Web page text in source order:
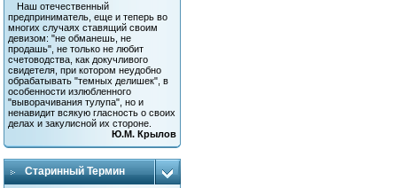
Наш отечественный
предприниматель, еще и теперь во
многих случаях ставящий своим
девизом: "не обманешь, не
продашь", не только не любит
счетоводства, как докучливого
свидетеля, при котором неудобно
обрабатывать "темных делишек", в
особенности излюбленного
"выворачивания тулупа", но и
ненавидит всякую гласность о своих
делах и закулисной их стороне.
Ю.М. Крылов
Старинный Термин